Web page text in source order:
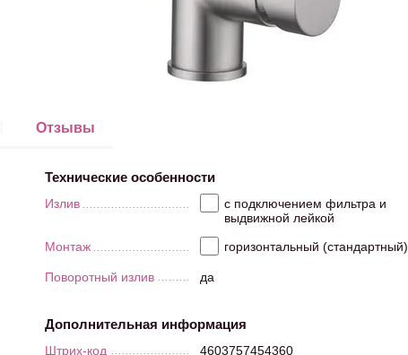
Отзывы
Технические особенности
Излив
с подключением фильтра и
выдвижной лейкой
Монтаж
горизонтальный (стандартный)
Поворотный излив да
Дополнительная информация
Штрих-код 4603757454360